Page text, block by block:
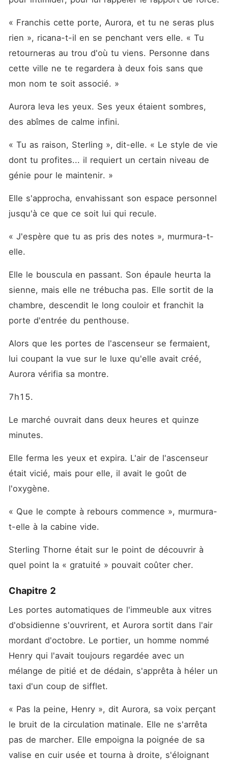
« Franchis cette porte, Aurora, et tu ne seras plus
rien », ricana-t-il en se penchant vers elle. « Tu
retourneras au trou d'où tu viens. Personne dans
cette ville ne te regardera à deux fois sans que
mon nom te soit associé. »
Aurora leva les yeux. Ses yeux étaient sombres,
des abîmes de calme infini.
« Tu as raison, Sterling », dit-elle. « Le style de vie
dont tu profites... il requiert un certain niveau de
génie pour le maintenir. »
Elle s'approcha, envahissant son espace personnel
jusqu'à ce que ce soit lui qui recule.
« J'espère que tu as pris des notes », murmura-t-
elle.
Elle le bouscula en passant. Son épaule heurta la
sienne, mais elle ne trébucha pas. Elle sortit de la
chambre, descendit le long couloir et franchit la
porte d'entrée du penthouse.
Alors que les portes de l'ascenseur se fermaient,
lui coupant la vue sur le luxe qu'elle avait créé,
Aurora vérifia sa montre.
7h15.
Le marché ouvrait dans deux heures et quinze
minutes.
Elle ferma les yeux et expira. L'air de l'ascenseur
était vicié, mais pour elle, il avait le goût de
l'oxygène.
« Que le compte à rebours commence », murmura-
t-elle à la cabine vide.
Sterling Thorne était sur le point de découvrir à
quel point la « gratuité » pouvait coûter cher.
Chapitre 2
Les portes automatiques de l'immeuble aux vitres
d'obsidienne s'ouvrirent, et Aurora sortit dans l'air
mordant d'octobre. Le portier, un homme nommé
Henry qui l'avait toujours regardée avec un
mélange de pitié et de dédain, s'apprêta à héler un
taxi d'un coup de sifflet.
« Pas la peine, Henry », dit Aurora, sa voix perçant
le bruit de la circulation matinale. Elle ne s'arrêta
pas de marcher. Elle empoigna la poignée de sa
valise en cuir usée et tourna à droite, s'éloignant